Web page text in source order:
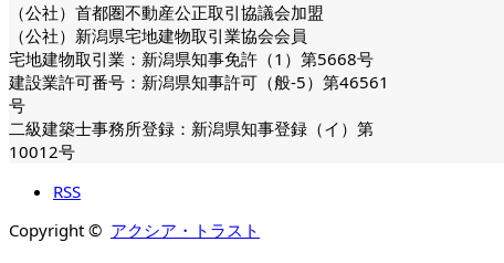
（公社）首都圏不動産公正取引協議会加盟
（公社）新潟県宅地建物取引業協会会員
宅地建物取引業：新潟県知事免許（1）第5668号
建設業許可番号：新潟県知事許可（般-5）第46561
号
二級建築士事務所登録：新潟県知事登録（イ）第
10012号
RSS
Copyright © アクシア・トラスト